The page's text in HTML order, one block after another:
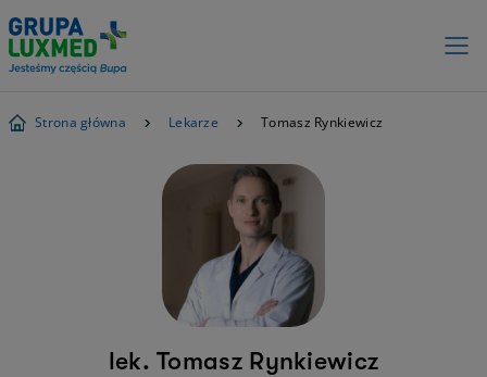
Strona główna Lekarze Tomasz Rynkiewicz
lek. Tomasz Rynkiewicz